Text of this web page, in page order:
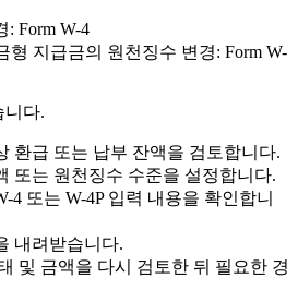
: Form W-4
형 지급금의 원천징수 변경: Form W-
니다.
환급 또는 납부 잔액을 검토합니다.
또는 원천징수 수준을 설정합니다.
4 또는 W-4P 입력 내용을 확인합니
내려받습니다.
및 금액을 다시 검토한 뒤 필요한 경